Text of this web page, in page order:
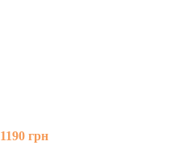
1190 грн